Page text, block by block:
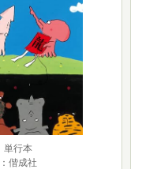
単行本
偕成社